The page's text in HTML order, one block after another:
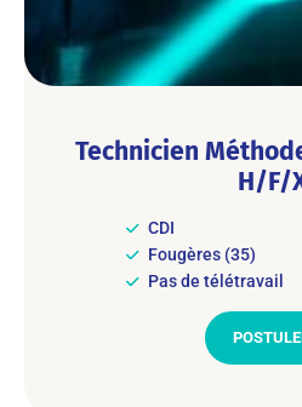
Technicien
H/F/
CDI
Fougères (35)
Pas de télétravail